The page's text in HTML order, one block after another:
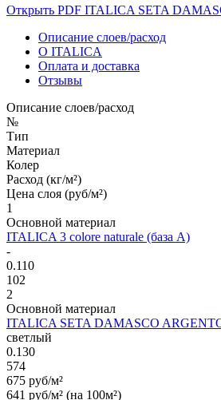
Открыть PDF ITALICA SETA
Описание слоев/расход
О ITALICA
Оплата и доставка
Отзывы
Описание слоев/расход
№
Тип
Материал
Колер
Расход (кг/м²)
Цена слоя (руб/м²)
1
Основной материал
ITALICA 3 colore naturale (база А)
-
0.110
102
2
Основной материал
ITALICA SETA DAMASCO
светлый
0.130
574
675 руб/м²
641 руб/м² (на 100м²)